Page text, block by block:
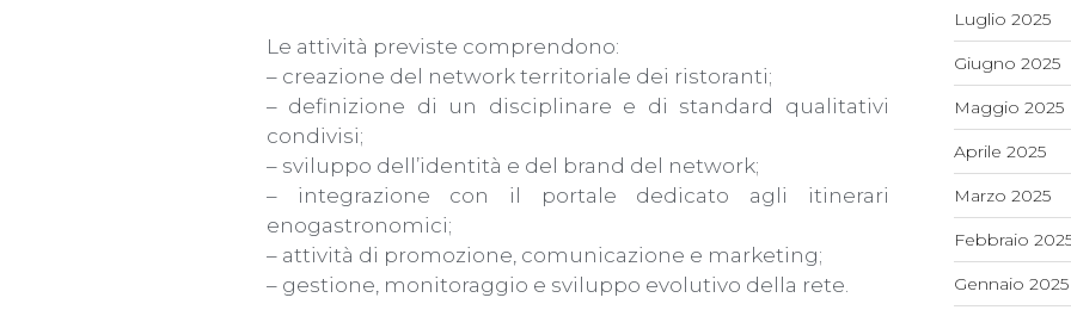
Le attività previste comprendono:
– creazione del network territoriale dei ristoranti;
– definizione di un disciplinare e di standard qualitativi
condivisi;
– sviluppo dell’identità e del brand del network;
– integrazione con il portale dedicato agli itinerari
enogastronomici;
– attività di promozione, comunicazione e marketing;
– gestione, monitoraggio e sviluppo evolutivo della rete.
Luglio 2025
Giugno 2025
Maggio 2025
Aprile 2025
Marzo 2025
Febbraio
Gennaio 2025